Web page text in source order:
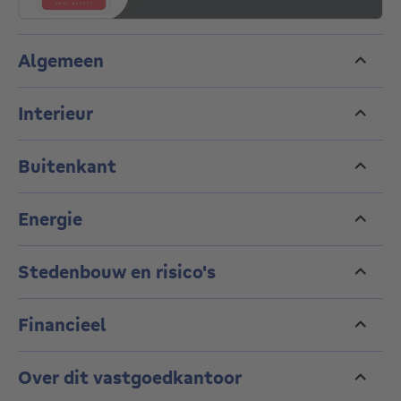
Algemeen
Interieur
Buitenkant
Energie
Stedenbouw en risico's
Financieel
Over dit vastgoedkantoor